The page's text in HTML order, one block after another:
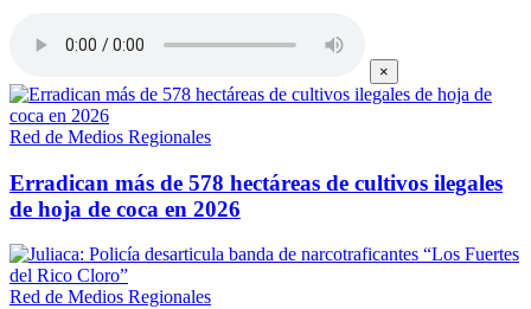
×
Red de Medios Regionales
Erradican más de 578 hectáreas de cultivos ilegales
de hoja de coca en 2026
Red de Medios Regionales